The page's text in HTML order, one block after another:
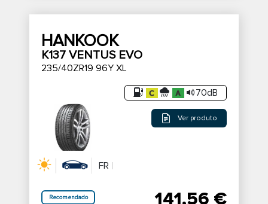
HANKOOK
K137 VENTUS EVO
235/40ZR19 96Y XL
70dB
Ver produto
FR
Recomendado 141,56 €